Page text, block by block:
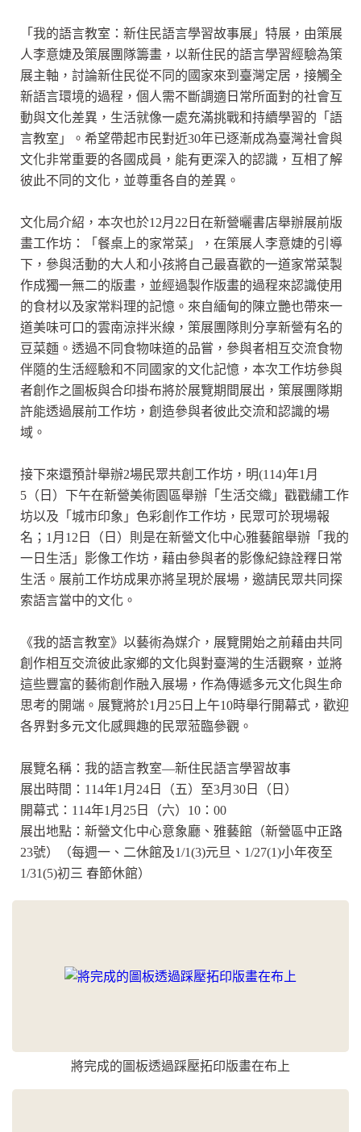
「我的語言教室：新住民語言學習故事展」特展，由策展
人李意婕及策展團隊籌畫，以新住民的語言學習經驗為策
展主軸，討論新住民從不同的國家來到臺灣定居，接觸全
新語言環境的過程，個人需不斷調適日常所面對的社會互
動與文化差異，生活就像一處充滿挑戰和持續學習的「語
言教室」。希望帶起市民對近30年已逐漸成為臺灣社會與
文化非常重要的各國成員，能有更深入的認識，互相了解
彼此不同的文化，並尊重各自的差異。
文化局介紹，本次也於12月22日在新營曬書店舉辦展前版
畫工作坊：「餐桌上的家常菜」，在策展人李意婕的引導
下，參與活動的大人和小孩將自己最喜歡的一道家常菜製
作成獨一無二的版畫，並經過製作版畫的過程來認識使用
的食材以及家常料理的記憶。來自緬甸的陳立艷也帶來一
道美味可口的雲南涼拌米線，策展團隊則分享新營有名的
豆菜麵。透過不同食物味道的品嘗，參與者相互交流食物
伴隨的生活經驗和不同國家的文化記憶，本次工作坊參與
者創作之圖板與合印掛布將於展覽期間展出，策展團隊期
許能透過展前工作坊，創造參與者彼此交流和認識的場
域。
接下來還預計舉辦2場民眾共創工作坊，明(114)年1月
5（日）下午在新營美術園區舉辦「生活交織」戳戳繡工作
坊以及「城市印象」色彩創作工作坊，民眾可於現場報
名；1月12日（日）則是在新營文化中心雅藝館舉辦「我的
一日生活」影像工作坊，藉由參與者的影像紀錄詮釋日常
生活。展前工作坊成果亦將呈現於展場，邀請民眾共同探
索語言當中的文化。
《我的語言教室》以藝術為媒介，展覽開始之前藉由共同
創作相互交流彼此家鄉的文化與對臺灣的生活觀察，並將
這些豐富的藝術創作融入展場，作為傳遞多元文化與生命
思考的開端。展覽將於1月25日上午10時舉行開幕式，歡迎
各界對多元文化感興趣的民眾蒞臨參觀。
展覽名稱：我的語言教室—新住民語言學習故事
展出時間：114年1月24日（五）至3月30日（日）
開幕式：114年1月25日（六）10：00
展出地點：新營文化中心意象廳、雅藝館（新營區中正路
23號）（每週一、二休館及1/1(3)元旦、1/27(1)小年夜至
1/31(5)初三 春節休館）
將完成的圖板透過踩壓拓印版畫在布上